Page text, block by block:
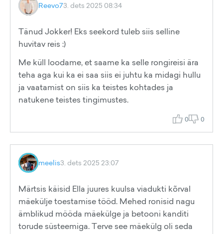
Reevo73. dets 2025 08:34
Tänud Jokker! Eks seekord tuleb siis selline
huvitav reis :)
Me küll loodame, et saame ka selle rongireisi ära
teha aga kui ka ei saa siis ei juhtu ka midagi hullu
ja vaatamist on siis ka teistes kohtades ja
natukene teistes tingimustes.
0 0
meelis3. dets 2025 23:07
Märtsis käisid Ella juures kuulsa viadukti kõrval
mäekülje toestamise tööd. Mehed ronisid nagu
ämblikud mööda mäekülge ja betooni kanditi
torude süsteemiga. Terve see mäekülg oli seda